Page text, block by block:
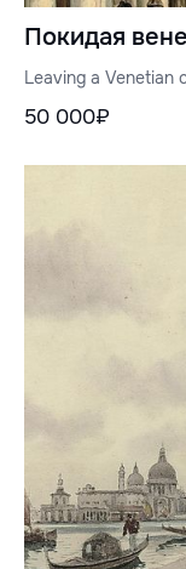
Покидая
Leaving a Venetian
50 000₽